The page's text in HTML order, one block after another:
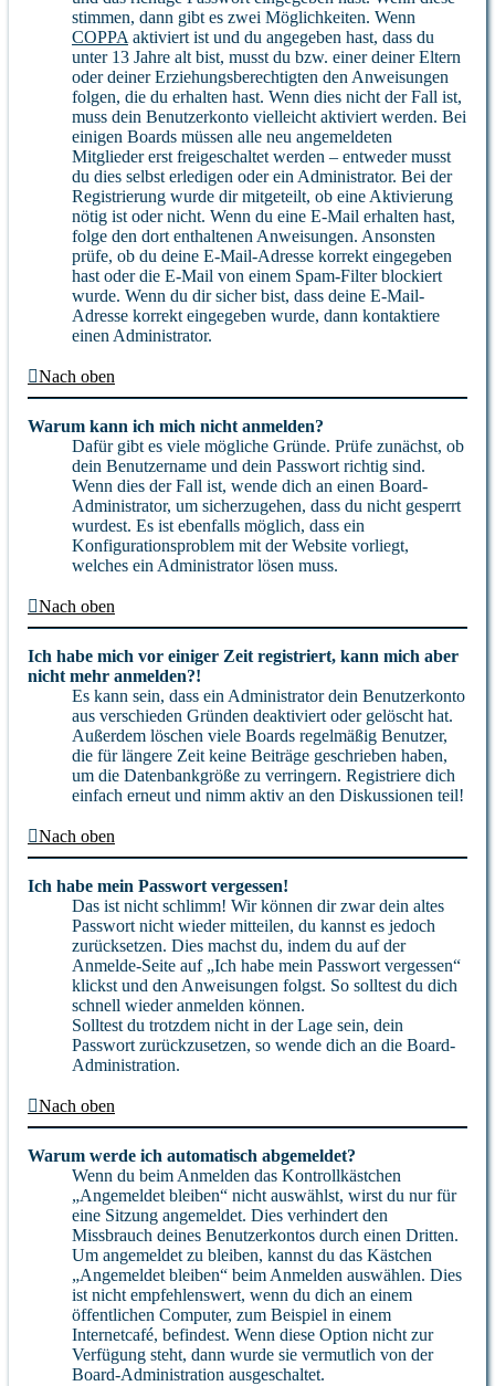
stimmen, dann gibt es zwei Möglichkeiten. Wenn
COPPA aktiviert ist und du angegeben hast, dass du
unter 13 Jahre alt bist, musst du bzw. einer deiner Eltern
oder deiner Erziehungsberechtigten den Anweisungen
folgen, die du erhalten hast. Wenn dies nicht der Fall ist,
muss dein Benutzerkonto vielleicht aktiviert werden. Bei
einigen Boards müssen alle neu angemeldeten
Mitglieder erst freigeschaltet werden – entweder musst
du dies selbst erledigen oder ein Administrator. Bei der
Registrierung wurde dir mitgeteilt, ob eine Aktivierung
nötig ist oder nicht. Wenn du eine E-Mail erhalten hast,
folge den dort enthaltenen Anweisungen. Ansonsten
prüfe, ob du deine E-Mail-Adresse korrekt eingegeben
hast oder die E-Mail von einem Spam-Filter blockiert
wurde. Wenn du dir sicher bist, dass deine E-Mail-
Adresse korrekt eingegeben wurde, dann kontaktiere
einen Administrator.
Nach oben
Warum kann ich mich nicht anmelden?
Dafür gibt es viele mögliche Gründe. Prüfe zunächst, ob
dein Benutzername und dein Passwort richtig sind.
Wenn dies der Fall ist, wende dich an einen Board-
Administrator, um sicherzugehen, dass du nicht gesperrt
wurdest. Es ist ebenfalls möglich, dass ein
Konfigurationsproblem mit der Website vorliegt,
welches ein Administrator lösen muss.
Nach oben
Ich habe mich vor einiger Zeit registriert, kann mich aber
nicht mehr anmelden?!
Es kann sein, dass ein Administrator dein Benutzerkonto
aus verschieden Gründen deaktiviert oder gelöscht hat.
Außerdem löschen viele Boards regelmäßig Benutzer,
die für längere Zeit keine Beiträge geschrieben haben,
um die Datenbankgröße zu verringern. Registriere dich
einfach erneut und nimm aktiv an den Diskussionen teil!
Nach oben
Ich habe mein Passwort vergessen!
Das ist nicht schlimm! Wir können dir zwar dein altes
Passwort nicht wieder mitteilen, du kannst es jedoch
zurücksetzen. Dies machst du, indem du auf der
Anmelde-Seite auf „Ich habe mein Passwort vergessen“
klickst und den Anweisungen folgst. So solltest du dich
schnell wieder anmelden können.
Solltest du trotzdem nicht in der Lage sein, dein
Passwort zurückzusetzen, so wende dich an die Board-
Administration.
Nach oben
Warum werde ich automatisch abgemeldet?
Wenn du beim Anmelden das Kontrollkästchen
„Angemeldet bleiben“ nicht auswählst, wirst du nur für
eine Sitzung angemeldet. Dies verhindert den
Missbrauch deines Benutzerkontos durch einen Dritten.
Um angemeldet zu bleiben, kannst du das Kästchen
„Angemeldet bleiben“ beim Anmelden auswählen. Dies
ist nicht empfehlenswert, wenn du dich an einem
öffentlichen Computer, zum Beispiel in einem
Internetcafé, befindest. Wenn diese Option nicht zur
Verfügung steht, dann wurde sie vermutlich von der
Board-Administration ausgeschaltet.